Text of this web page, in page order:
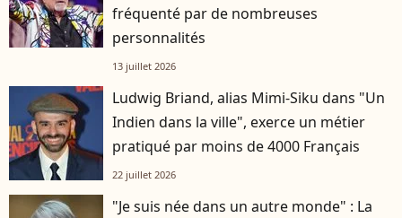
fréquenté par de nombreuses
personnalités
13 juillet 2026
Ludwig Briand, alias Mimi-Siku dans "Un
Indien dans la ville", exerce un métier
pratiqué par moins de 4000 Français
22 juillet 2026
"Je suis née dans un autre monde" : La